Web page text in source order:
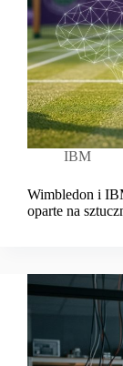
IBM
Wimbledon i
oparte na